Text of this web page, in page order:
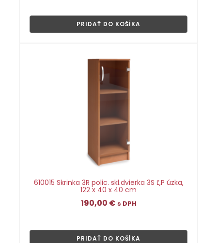
PRIDAŤ DO KOŠÍKA
610015 Skrinka 3R polic. skl.dvierka 3S Ľ,P úzka,
122 x 40 x 40 cm
190,00 € s DPH
PRIDAŤ DO KOŠÍKA